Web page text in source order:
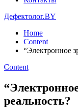
Дефектолог.BY
Home
Content
“Электронное
Content
реальность?